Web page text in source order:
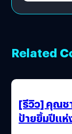
Related
[รีวิว] คุณช
ป้ายยิ้มปีแห่